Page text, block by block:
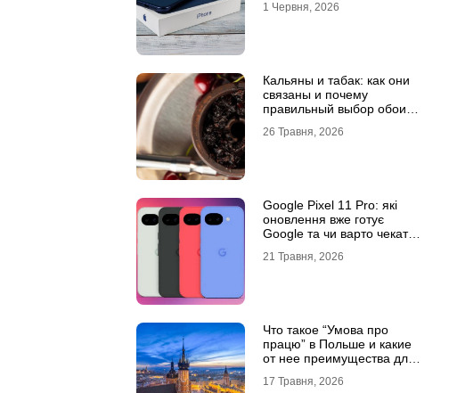
1 Червня, 2026
Кальяны и табак: как они
связаны и почему
правильный выбор обоих
26 Травня, 2026
Google Pixel 11 Pro: які
оновлення вже готує
Google та чи варто чекати
21 Травня, 2026
Что такое “Умова про
працю” в Польше и какие
от нее преимущества для
17 Травня, 2026